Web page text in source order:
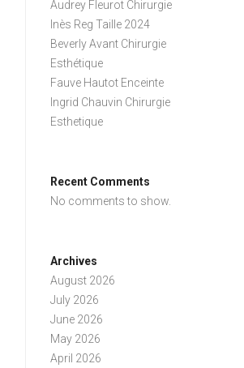
Audrey Fleurot Chirurgie
Inès Reg Taille 2024
Beverly Avant Chirurgie
Esthétique
Fauve Hautot Enceinte
Ingrid Chauvin Chirurgie
Esthetique
Recent Comments
No comments to show.
Archives
August 2026
July 2026
June 2026
May 2026
April 2026